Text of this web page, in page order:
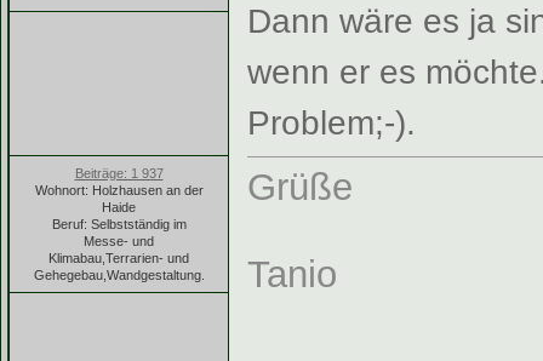
Beiträge: 1 937
Wohnort: Holzhausen an der
Haide
Beruf: Selbstständig im
Messe- und
Klimabau,Terrarien- und
Gehegebau,Wandgestaltung.
Dann wäre es ja
wenn er es
Problem;-).
Grüße
Tanio